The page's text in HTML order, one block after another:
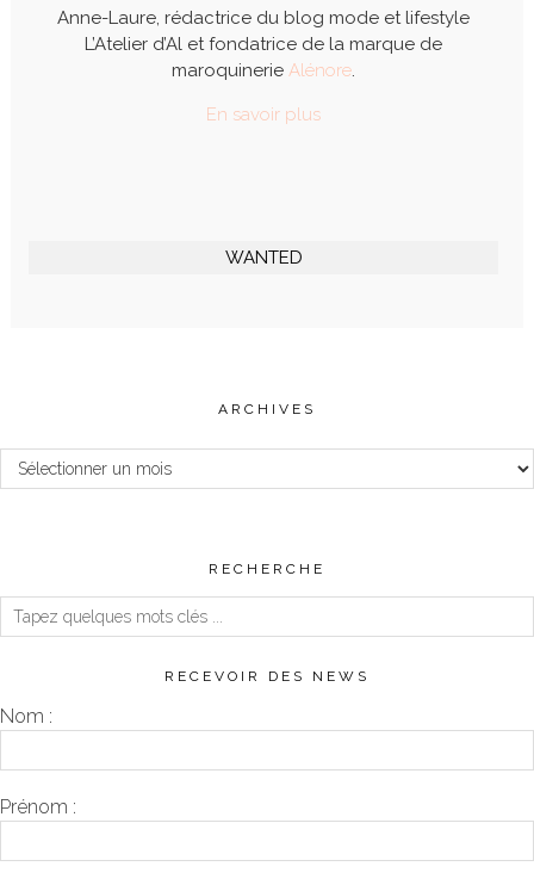
Anne-Laure, rédactrice du blog mode et lifestyle
L’Atelier d’Al et fondatrice de la marque de
maroquinerie Alénore.
En savoir plus
WANTED
ARCHIVES
Archives
RECHERCHE
RECEVOIR DES NEWS
Nom :
Prénom :